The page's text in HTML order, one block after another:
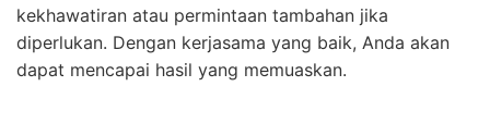
kekhawatiran atau permintaan tambahan jika
diperlukan. Dengan kerjasama yang baik, Anda akan
dapat mencapai hasil yang memuaskan.